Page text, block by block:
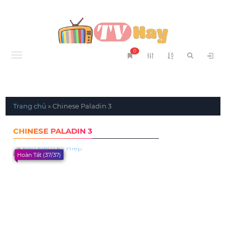
Menu
0
Trang chủ »Chinese Paladin 3
CHINESE PALADIN 3
Hoàn Tất (37/37)